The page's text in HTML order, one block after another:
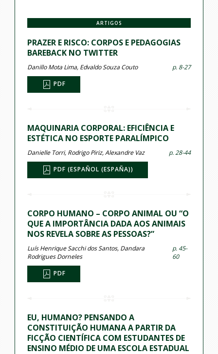
ARTIGOS
PRAZER E RISCO: CORPOS E PEDAGOGIAS
BAREBACK NO TWITTER
Danillo Mota Lima, Edvaldo Souza Couto p. 8-27
PDF
MAQUINARIA CORPORAL: EFICIÊNCIA E
ESTÉTICA NO ESPORTE PARALÍMPICO
Danielle Torri, Rodrigo Piriz, Alexandre Vaz p. 28-44
PDF (ESPAÑOL (ESPAÑA))
CORPO HUMANO – CORPO ANIMAL OU “O
QUE A IMPORTÂNCIA DADA AOS ANIMAIS
NOS REVELA SOBRE AS PESSOAS?”
Luís Henrique Sacchi dos Santos, Dandara
Rodrigues Dorneles
p. 45-
60
PDF
EU, HUMANO? PENSANDO A
CONSTITUIÇÃO HUMANA A PARTIR DA
FICÇÃO CIENTÍFICA COM ESTUDANTES DE
ENSINO MÉDIO DE UMA ESCOLA ESTADUAL